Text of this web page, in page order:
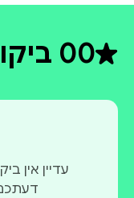
0דירוג
0 ביקורות
עדיין אין